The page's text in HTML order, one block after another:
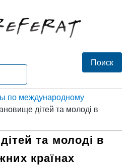
по международному
дітей та молоді в
та молоді в
країнах